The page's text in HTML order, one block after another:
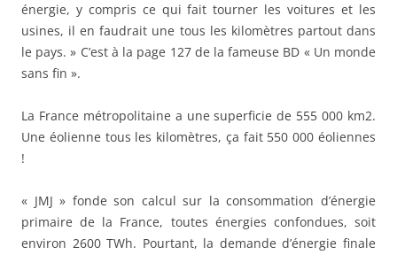
énergie, y compris ce qui fait tourner les voitures et les
usines, il en faudrait une tous les kilomètres partout dans
le pays. » C’est à la page 127 de la fameuse BD « Un monde
sans fin ».
La France métropolitaine a une superficie de 555 000 km2.
Une éolienne tous les kilomètres, ça fait 550 000 éoliennes
!
« JMJ » fonde son calcul sur la consommation d’énergie
primaire de la France, toutes énergies confondues, soit
environ 2600 TWh. Pourtant, la demande d’énergie finale